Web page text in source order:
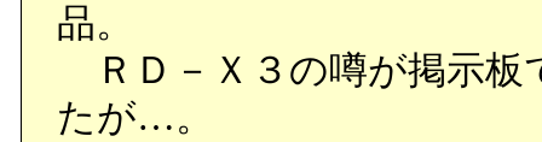
品。
ＲＤ－Ｘ３の噂が掲示板
たが…。